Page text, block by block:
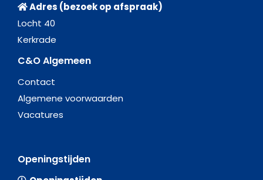
Adres (bezoek op afspraak)
Locht 40
Kerkrade
C&O Algemeen
Contact
Algemene voorwaarden
Vacatures
Openingstijden